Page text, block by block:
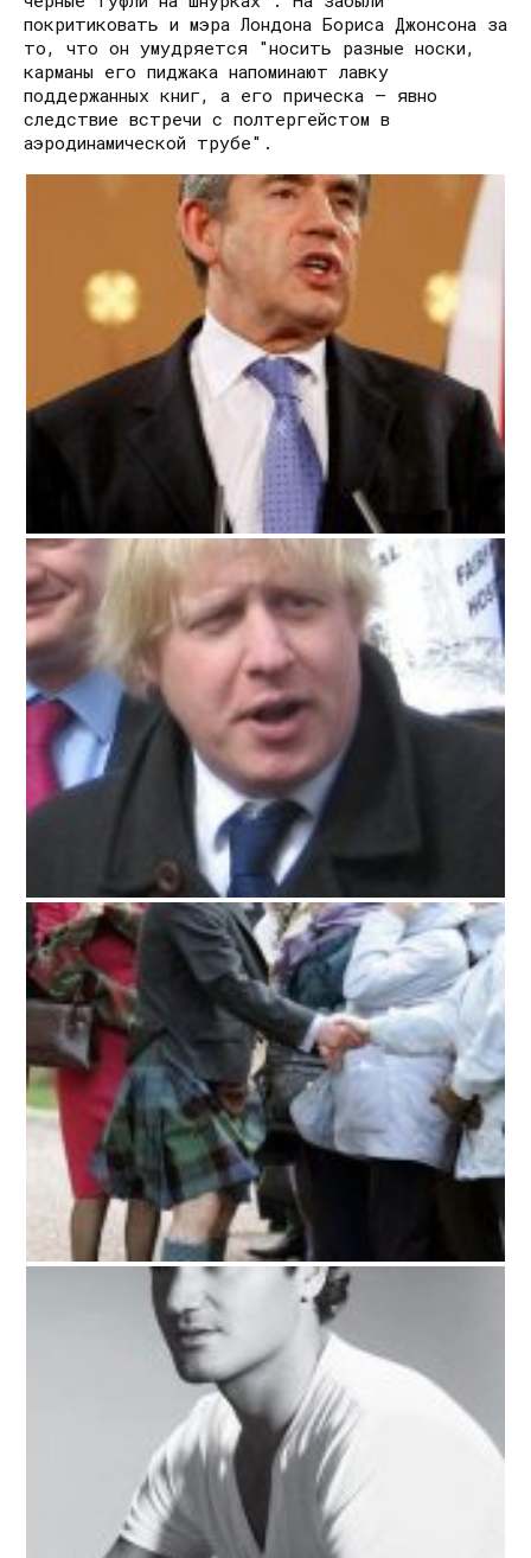
покритиковать и мэра Лондона Бориса Джонсона за
то, что он умудряется "носить разные носки,
карманы его пиджака напоминают лавку
поддержанных книг, а его прическа – явно
следствие встречи с полтергейстом в
аэродинамической трубе".